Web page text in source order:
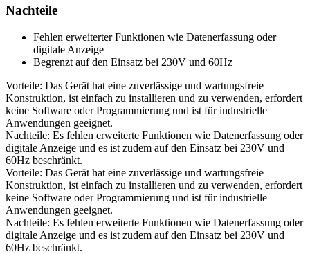
Nachteile
Fehlen erweiterter Funktionen wie Datenerfassung oder
digitale Anzeige
Begrenzt auf den Einsatz bei 230V und 60Hz
Vorteile: Das Gerät hat eine zuverlässige und wartungsfreie
Konstruktion, ist einfach zu installieren und zu verwenden, erfordert
keine Software oder Programmierung und ist für industrielle
Anwendungen geeignet.
Nachteile: Es fehlen erweiterte Funktionen wie Datenerfassung oder
digitale Anzeige und es ist zudem auf den Einsatz bei 230V und
60Hz beschränkt.
Vorteile: Das Gerät hat eine zuverlässige und wartungsfreie
Konstruktion, ist einfach zu installieren und zu verwenden, erfordert
keine Software oder Programmierung und ist für industrielle
Anwendungen geeignet.
Nachteile: Es fehlen erweiterte Funktionen wie Datenerfassung oder
digitale Anzeige und es ist zudem auf den Einsatz bei 230V und
60Hz beschränkt.